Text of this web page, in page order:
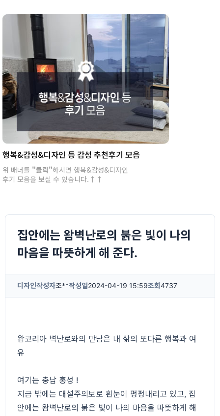
행복&감성&디자인 등 감성 추천후기 모음
위 배너를 "클릭"하시면 행복&감성&디자인
후기 모음을 보실 수 있습니다.↑↑
집안에는 왐벽난로의 붉은 빛이 나의
마음을 따뜻하게 해 준다.
디자인작성자조**작성일2024-04-19 15:59조회 4737
왐코리아 벽난로와의 만남은 내 삶의 또다른 행복과 여
유
여기는 충남 홍성 !
지금 밖에는 대설주의보로 흰눈이 펑펑내리고 있고, 집
안에는 왐벽난로의 붉은 빛이 나의 마음을 따뜻하게 해